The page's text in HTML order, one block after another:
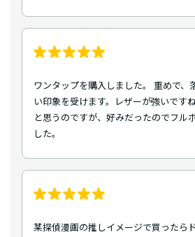
ワンタップを購入しました。 重めで、
い印象を受けます。レザーが強いです
と思うのですが、好みだったのでフル
した。
某探偵漫画の推しイメージで買ったら